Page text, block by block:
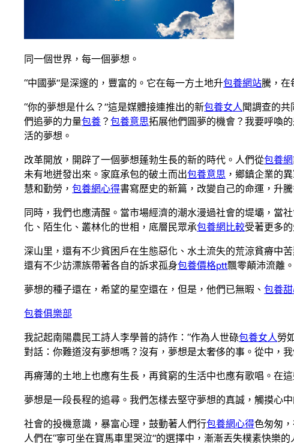
同一個世界，每一個夢想。
“中國夢”是深邃的，豐富的。它在每一方土地升包養網站騰，在
“你的夢想是什么？”這是媒體接連推出的新包養女人聞調查的共
們追夢的力量包養 ？包養意思拓展他們圓夢的機會？我要呼喚
活的夢想。
改革開放，開辟了一個夢想蓬勃生長的新的時代。人們從包養網
未有地迸發出來。家庭承包的破土而出包養意思 ，鄉鎮企業的
慧和勤勞，包養網心得書寫歷史的新篇，改變自己的命運，升騰
同時，我們也應清醒。當市場經濟的潮水漫過社會的堤壩，當
化、陌生化、叢林化的世相，底層民眾承包養網比較受著更多
深山里，還有不少貧困戶在生態惡化、水土流失的荒涼貧瘠中
還有不少訪漂族帶著各自的訴求孤身包養價格ptt飄零顛沛流離。
夢想的種子還在，希望的星空還在，但是，他們已無暇、包養
包養俱樂部
我記起南陽農民工詩人李學普的詩作：“作為人世碌包養女人勞
對話：你難道沒有夢想嗎？沒有，夢想是太奢侈的事。從中，
再瘠薄的土地上也應有生長，再貧窮的生活中也應有歌唱。在
夢想是一段長程的追尋。我們怎樣去堅守夢想的真誠，觸摸心中
社會的投機意識，暴富心理，鼓動著人們行包養網心得色匆匆
人們在“寧可坐在寶馬車里哭泣”的選擇中，漸漸丟失樸素快樂的